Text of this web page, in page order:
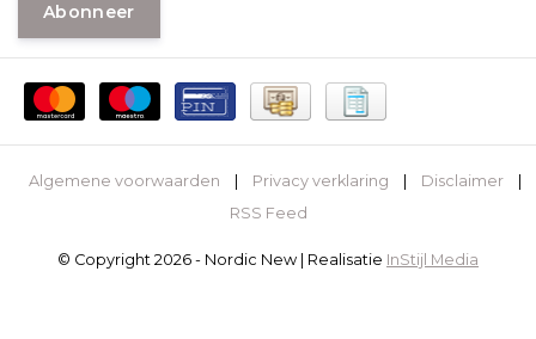
Abonneer
Algemene voorwaarden Privacy verklaring Disclaimer
RSS Feed
© Copyright 2026 - Nordic New | Realisatie InStijl Media